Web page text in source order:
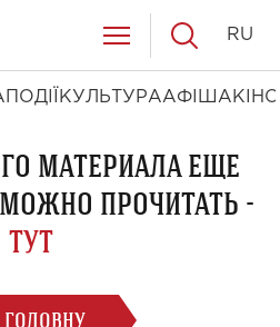
ПОДІЇ КУЛЬТУРААФІША КІНО
RU
МАТЕРИАЛА ЕЩЕ
ПРОЧИТАТЬ -
ТУТ
ГОЛОВНУ